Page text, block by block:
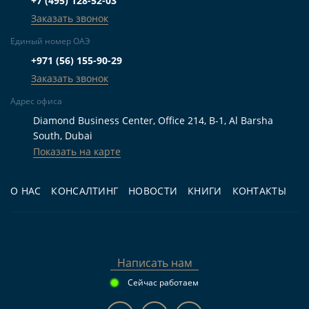
Station; перед покупкой стоит отдельно оценить
удобный маршрут до станции с учётом личного
транспорта и планируемого образа жизни на
острове.
Кому подходит
Для жизни:покупателям, которым важны
и спокойный островной формат Рас-эль-
квартиру с 1 спальней в курортной локации
для личного использования и аренды.
Для перепродажи:инвесторам,
О НАС КОНСАЛТИНГ НОВОСТИ КНИГИ КОНТАКТЫ
Заказать звонок
Единый номер ОАЭ
+971 (56) 155-90-29
Заказать звонок
Адрес офиса
Diamond Business Center, Office 214, B-1, Al Barsha
South, Dubai
Показать на карте
Написать нам
Сейчас работаем